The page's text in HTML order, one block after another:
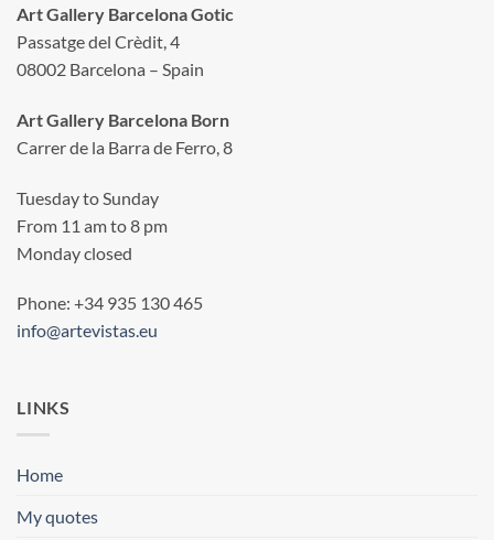
Art Gallery Barcelona Gotic
Passatge del Crèdit, 4
08002 Barcelona – Spain
Art Gallery Barcelona Born
Carrer de la Barra de Ferro, 8
Tuesday to Sunday
From 11 am to 8 pm
Monday closed
Phone: +34 935 130 465
info@artevistas.eu
LINKS
Home
My quotes